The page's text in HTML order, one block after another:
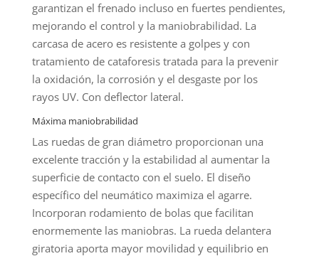
garantizan el frenado incluso en fuertes pendientes,
mejorando el control y la maniobrabilidad. La
carcasa de acero es resistente a golpes y con
tratamiento de cataforesis tratada para la prevenir
la oxidación, la corrosión y el desgaste por los
rayos UV. Con deflector lateral.
Máxima maniobrabilidad
Las ruedas de gran diámetro proporcionan una
excelente tracción y la estabilidad al aumentar la
superficie de contacto con el suelo. El diseño
específico del neumático maximiza el agarre.
Incorporan rodamiento de bolas que facilitan
enormemente las maniobras. La rueda delantera
giratoria aporta mayor movilidad y equilibrio en